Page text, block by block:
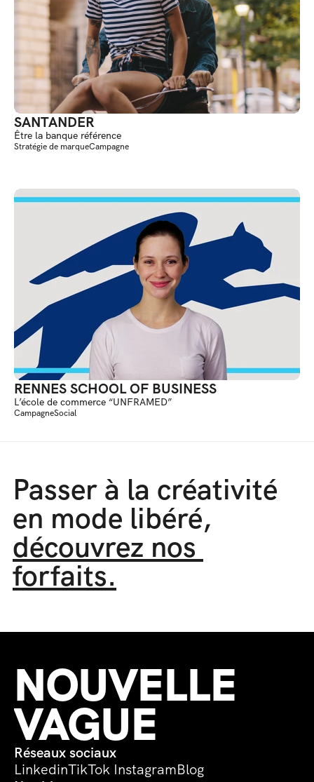
SANTANDER
Être la banque référence
Stratégie de marqueCampagne
RENNES SCHOOL OF BUSINESS
L’école de commerce “UNFRAMED”
CampagneSocial
Passer à la créativité
en mode libéré,
découvrez nos
forfaits.
NOUVELLE
VAGUE
Réseaux sociaux
LinkedinTikTok InstagramBlog